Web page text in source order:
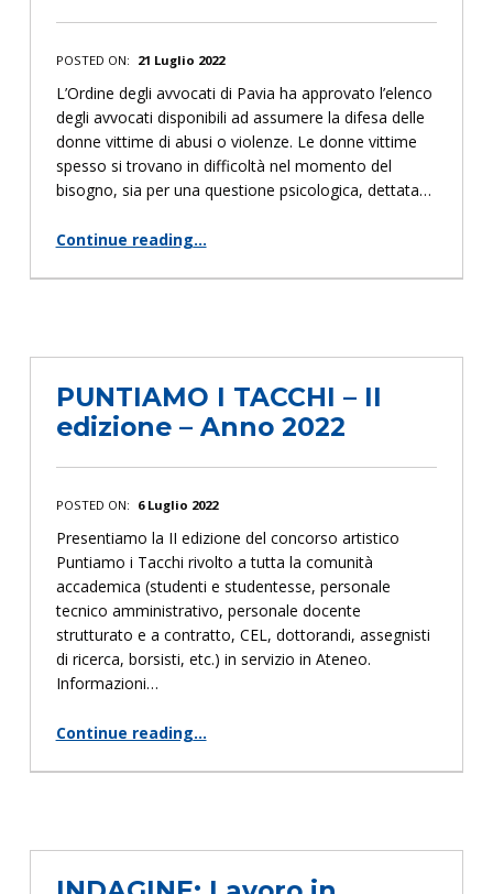
POSTED ON: 21 Luglio 2022
L’Ordine degli avvocati di Pavia ha approvato l’elenco
degli avvocati disponibili ad assumere la difesa delle
donne vittime di abusi o violenze. Le donne vittime
spesso si trovano in difficoltà nel momento del
bisogno, sia per una questione psicologica, dettata…
Continue reading…
PUNTIAMO I TACCHI – II
edizione – Anno 2022
POSTED ON: 6 Luglio 2022
Presentiamo la II edizione del concorso artistico
Puntiamo i Tacchi rivolto a tutta la comunità
accademica (studenti e studentesse, personale
tecnico amministrativo, personale docente
strutturato e a contratto, CEL, dottorandi, assegnisti
di ricerca, borsisti, etc.) in servizio in Ateneo.
Informazioni…
Continue reading…